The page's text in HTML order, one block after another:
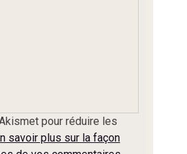
pour réduire les
savoir plus sur la façon